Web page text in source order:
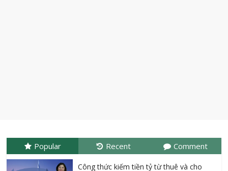
Popular Recent Comment
Công thức kiếm tiền tỷ từ thuê và cho